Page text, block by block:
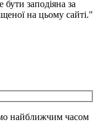
бути заподіяна за
на цьому сайті."
найближчим часом